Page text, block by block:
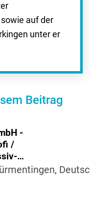
auf der
unter er
Beitrag
-
/